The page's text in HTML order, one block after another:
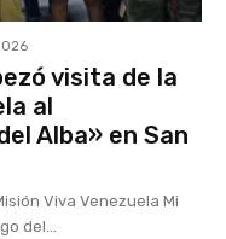
visita de la
al
Alba» en San
Viva Venezuela Mi
del...